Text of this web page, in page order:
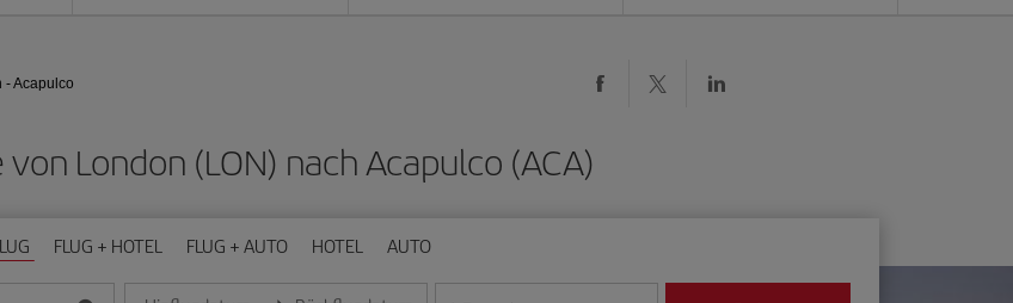
- Acapulco
London (LON) nach Acapulco (ACA)
FLUG + HOTEL FLUG + AUTO HOTEL AUTO